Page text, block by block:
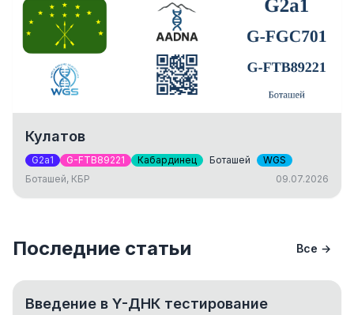
Кулатов
G2a1 G-FTB89221 Кабардинец Боташей
WGS
Боташей, КБР
09.07.2026
Последние статьи Все →
Введение в Y-ДНК тестирование